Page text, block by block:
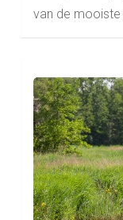
van de
Learn
more